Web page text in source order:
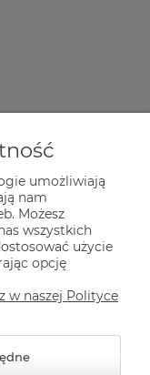
umożliwiają
nam
Możesz
wszystkich
użycie
opcję
w naszej Polityce